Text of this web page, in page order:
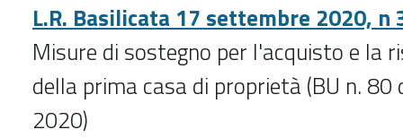
L.R. Basilicata 17 settembre 2020, n
Misure di sostegno per l'acquisto e la
della prima casa di proprietà (BU n.
2020)